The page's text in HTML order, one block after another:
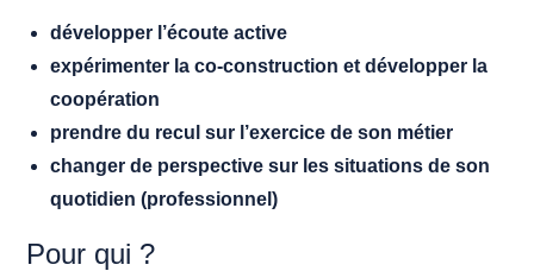
développer l’écoute active
expérimenter la co-construction et développer la
coopération
prendre du recul sur l’exercice de son métier
changer de perspective sur les situations de son
quotidien (professionnel)
Pour qui ?